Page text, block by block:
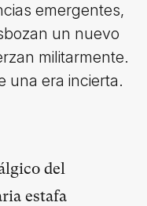
emergentes,
un nuevo
militarmente.
una era incierta.
del
estafa